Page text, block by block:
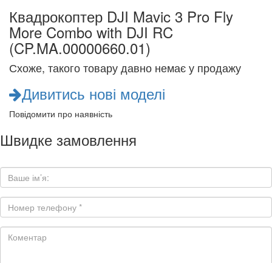
Квадрокоптер DJI Mavic 3 Pro Fly
More Combo with DJI RC
(CP.MA.00000660.01)
Схоже, такого товару давно немає у продажу
Дивитись нові моделі
Повідомити про наявність
Швидке замовлення